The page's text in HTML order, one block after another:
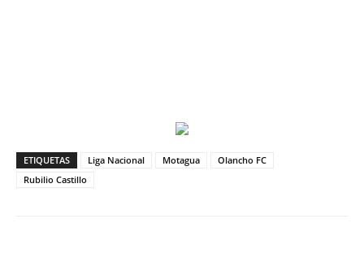
ETIQUETAS Liga Nacional Motagua
Olancho FC
Rubilio Castillo